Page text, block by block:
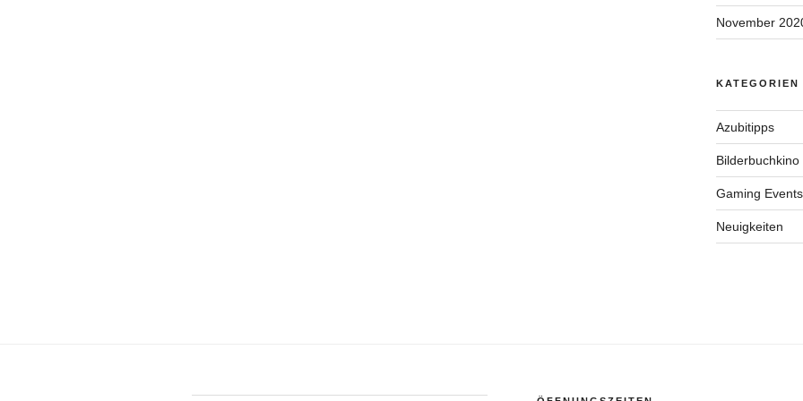
November
KATEGORIEN
Azubitipps
Bilderbuchkino
Gaming Events
Neuigkeiten